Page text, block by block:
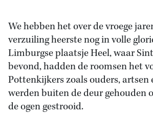
We hebben het over de vroege
verzuiling heerste nog in volle
Limburgse plaatsje Heel, waar
bevond, hadden de roomsen het
Pottenkijkers zoals ouders, artsen
werden buiten de deur gehouden
de ogen gestrooid.